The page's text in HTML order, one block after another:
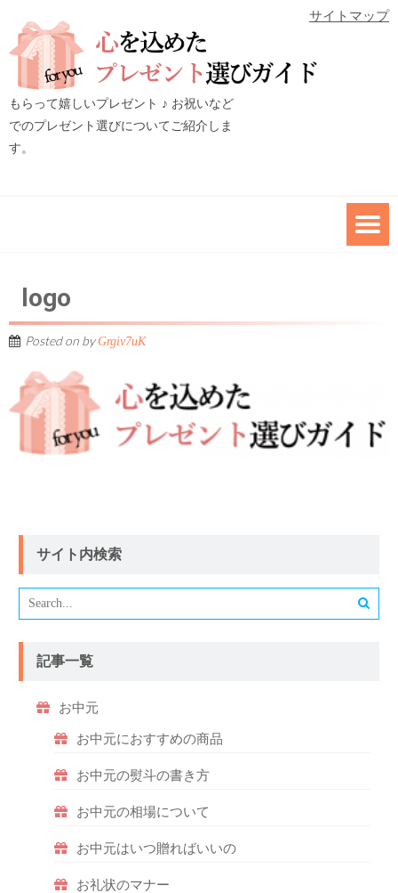
サイトマップ
もらって嬉しいプレゼント ♪ お祝いなど
でのプレゼント選びについてご紹介しま
す。
logo
Posted on byGrgiv7uK
サイト内検索
記事一覧
お中元
お中元におすすめの商品
お中元の熨斗の書き方
お中元の相場について
お中元はいつ贈ればいいの
お礼状のマナー